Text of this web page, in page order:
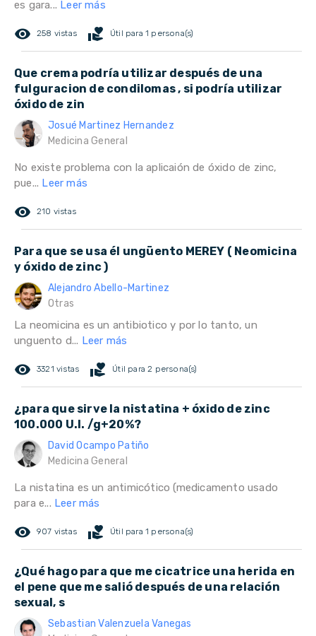
es gara... Leer más
remove_red_eye 258 vistas volunteer_activism Útil para 1 persona(s)
Que crema podría utilizar después de una
fulguracion de condilomas , si podría utilizar
óxido de zin
Josué Martinez Hernandez
Medicina General
No existe problema con la aplicaión de óxido de zinc,
pue... Leer más
remove_red_eye 210 vistas
Para que se usa él ungüento MEREY ( Neomicina
y óxido de zinc )
Alejandro Abello-Martinez
Otras
La neomicina es un antibiotico y por lo tanto, un
unguento d... Leer más
remove_red_eye 3321 vistas volunteer_activism Útil para 2 persona(s)
¿para que sirve la nistatina + óxido de zinc
100.000 U.I. /g+20%?
David Ocampo Patiño
Medicina General
La nistatina es un antimicótico (medicamento usado
para e... Leer más
remove_red_eye 907 vistas volunteer_activism Útil para 1 persona(s)
¿Qué hago para que me cicatrice una herida en
el pene que me salió después de una relación
sexual, s
Sebastian Valenzuela Vanegas